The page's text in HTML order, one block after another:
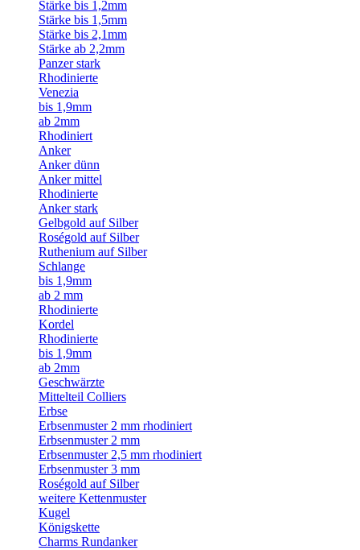
Stärke bis 1,2mm
Stärke bis 1,5mm
Stärke bis 2,1mm
Stärke ab 2,2mm
Panzer stark
Rhodinierte
Venezia
bis 1,9mm
ab 2mm
Rhodiniert
Anker
Anker dünn
Anker mittel
Rhodinierte
Anker stark
Gelbgold auf Silber
Roségold auf Silber
Ruthenium auf Silber
Schlange
bis 1,9mm
ab 2 mm
Rhodinierte
Kordel
Rhodinierte
bis 1,9mm
ab 2mm
Geschwärzte
Mittelteil Colliers
Erbse
Erbsenmuster 2 mm rhodiniert
Erbsenmuster 2 mm
Erbsenmuster 2,5 mm rhodiniert
Erbsenmuster 3 mm
Roségold auf Silber
weitere Kettenmuster
Kugel
Königskette
Charms Rundanker